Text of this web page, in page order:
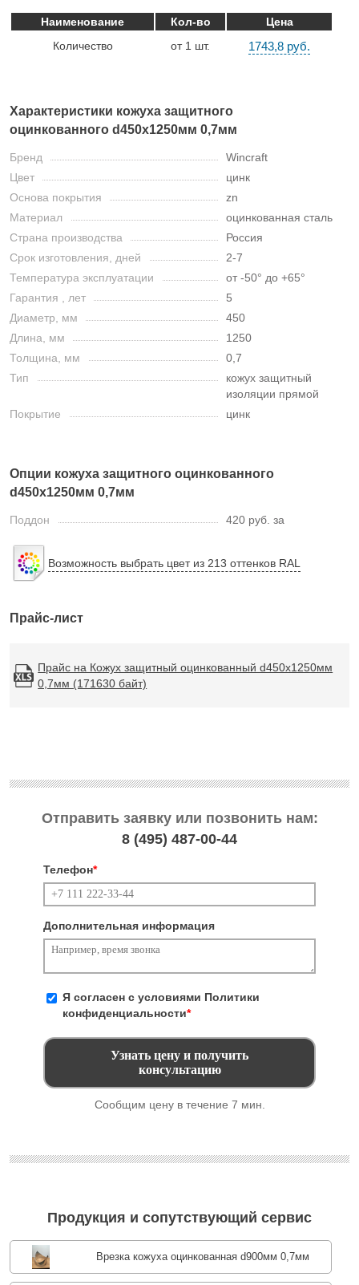
Наименование Кол-во
Цена
Количество
от 1 шт. 1743,8 руб.
Характеристики кожуха защитного
оцинкованного d450х1250мм 0,7мм
Бренд
Wincraft
Цвет
цинк
Основа покрытия
zn
Материал
оцинкованная сталь
Страна производства
Россия
Срок изготовления, дней
2-7
Температура эксплуатации
от -50° до +65°
Гарантия , лет
5
Диаметр, мм
450
Длина, мм
1250
Толщина, мм
0,7
Тип
кожух защитный
изоляции прямой
Покрытие
цинк
Опции кожуха защитного оцинкованного
d450х1250мм 0,7мм
Поддон 420 руб. за
Возможность выбрать цвет из 213 оттенков RAL
Прайс-лист
Прайс на Кожух защитный оцинкованный d450х1250мм
0,7мм (171630 байт)
Отправить заявку или позвонить нам:
8 (495) 487-00-44
Телефон*
Дополнительная информация
Я согласен с условиями Политики
конфиденциальности*
Сообщим цену в течение 7 мин.
Продукция и сопутствующий сервис
Врезка кожуха оцинкованная d900мм 0,7мм